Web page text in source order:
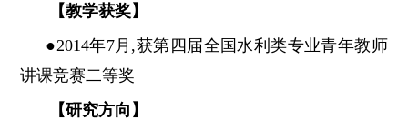
【教学获奖】
●2014年7月,获第四届全国水利类专业青年教师
讲课竞赛二等奖
【研究方向】